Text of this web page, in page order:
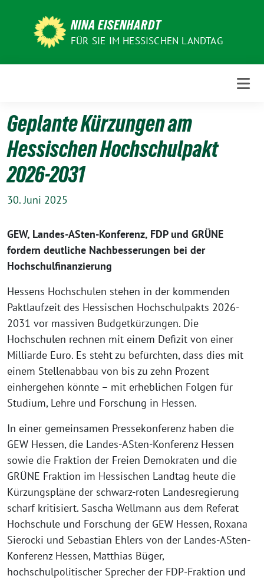
NINA EISENHARDT
FÜR SIE IM HESSISCHEN LANDTAG
Geplante Kürzungen am
Hessischen Hochschulpakt
2026-2031
30. Juni 2025
GEW, Landes-ASten-Konferenz, FDP und GRÜNE
fordern deutliche Nachbesserungen bei der
Hochschulfinanzierung
Hessens Hochschulen stehen in der kommenden
Paktlaufzeit des Hessischen Hochschulpakts 2026-
2031 vor massiven Budgetkürzungen. Die
Hochschulen rechnen mit einem Defizit von einer
Milliarde Euro. Es steht zu befürchten, dass dies mit
einem Stellenabbau von bis zu zehn Prozent
einhergehen könnte – mit erheblichen Folgen für
Studium, Lehre und Forschung in Hessen.
In einer gemeinsamen Pressekonferenz haben die
GEW Hessen, die Landes-ASten-Konferenz Hessen
sowie die Fraktion der Freien Demokraten und die
GRÜNE Fraktion im Hessischen Landtag heute die
Kürzungspläne der schwarz-roten Landesregierung
scharf kritisiert. Sascha Wellmann aus dem Referat
Hochschule und Forschung der GEW Hessen, Roxana
Sierocki und Sebastian Ehlers von der Landes-ASten-
Konferenz Hessen, Matthias Büger,
hochschulpolitischer Sprecher der FDP-Fraktion und